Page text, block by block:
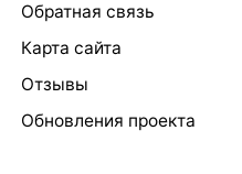
Обратная связь
Карта сайта
Отзывы
Обновления проекта